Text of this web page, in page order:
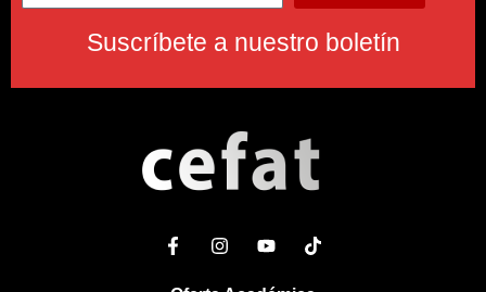
Suscríbete a nuestro boletín